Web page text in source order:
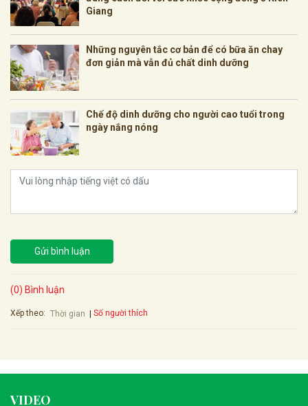
Giang
Những nguyên tắc cơ bản để có bữa ăn chay
đơn giản mà vẫn đủ chất dinh dưỡng
Chế độ dinh dưỡng cho người cao tuổi trong
ngày nắng nóng
Gửi bình luận
(0) Bình luận
Xếp theo: Thời gian Số người thích
VIDEO